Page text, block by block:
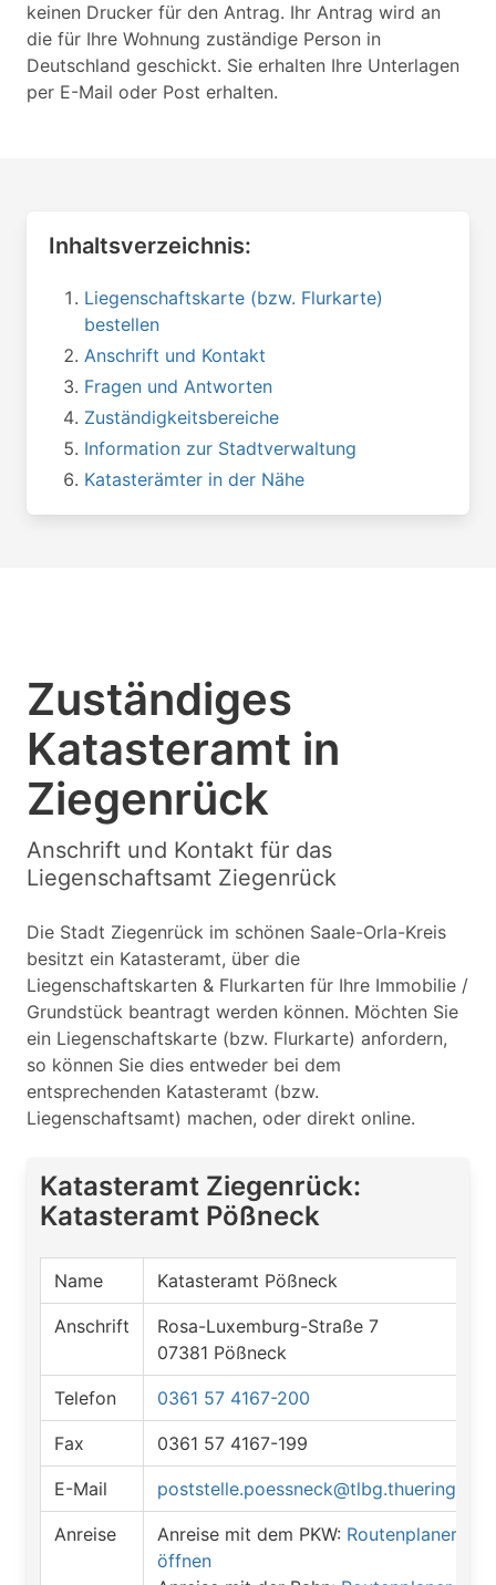
keinen Drucker für den Antrag. Ihr Antrag wird an
die für Ihre Wohnung zuständige Person in
Deutschland geschickt. Sie erhalten Ihre Unterlagen
per E-Mail oder Post erhalten.
Inhaltsverzeichnis:
Liegenschaftskarte (bzw. Flurkarte)
bestellen
Anschrift und Kontakt
Fragen und Antworten
Zuständigkeitsbereiche
Information zur Stadtverwaltung
Katasterämter in der Nähe
Zuständiges
Katasteramt in
Ziegenrück
Anschrift und Kontakt für das
Liegenschaftsamt Ziegenrück
Die Stadt Ziegenrück im schönen Saale-Orla-Kreis
besitzt ein Katasteramt, über die
Liegenschaftskarten & Flurkarten für Ihre Immobilie /
Grundstück beantragt werden können. Möchten Sie
ein Liegenschaftskarte (bzw. Flurkarte) anfordern,
so können Sie dies entweder bei dem
entsprechenden Katasteramt (bzw.
Liegenschaftsamt) machen, oder direkt online.
Katasteramt Ziegenrück:
Katasteramt Pößneck
Name Katasteramt Pößneck
Anschrift
Rosa-Luxemburg-Straße 7
07381 Pößneck
Telefon 0361 57 4167-200
Fax 0361 57 4167-199
E-Mail
Anreise Anreise mit dem PKW: Routenplaner
öffnen